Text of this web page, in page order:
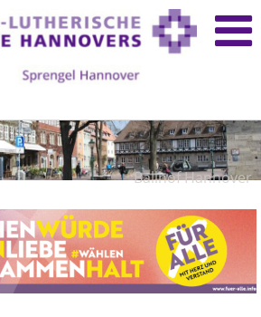
Ballhof Hannover